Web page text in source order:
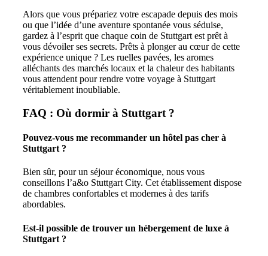
Alors que vous prépariez votre escapade depuis des mois
ou que l’idée d’une aventure spontanée vous séduise,
gardez à l’esprit que chaque coin de Stuttgart est prêt à
vous dévoiler ses secrets. Prêts à plonger au cœur de cette
expérience unique ? Les ruelles pavées, les aromes
alléchants des marchés locaux et la chaleur des habitants
vous attendent pour rendre votre voyage à Stuttgart
véritablement inoubliable.
FAQ : Où dormir à Stuttgart ?
Pouvez-vous me recommander un hôtel pas cher à
Stuttgart ?
Bien sûr, pour un séjour économique, nous vous
conseillons l’a&o Stuttgart City. Cet établissement dispose
de chambres confortables et modernes à des tarifs
abordables.
Est-il possible de trouver un hébergement de luxe à
Stuttgart ?